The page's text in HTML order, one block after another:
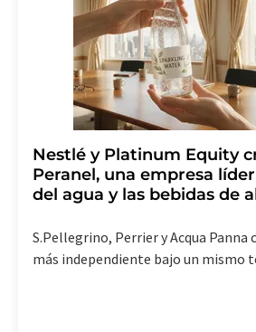
revoke@lumitos.com. Además, en cada
electrónico se incluye un enlace para
suscripción al boletín informativo
Nestlé y Platinum Equity
Peranel, una empresa
del agua y las bebidas de
S.Pellegrino, Perrier y Acqua Panna
más independiente bajo un mismo